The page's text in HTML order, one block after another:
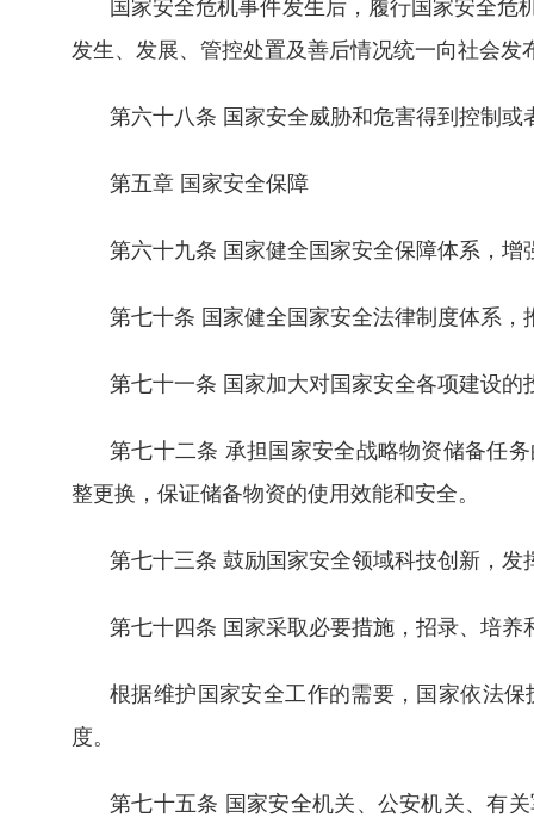
国家安全危机事件发生后，履行国家安全
发生、发展、管控处置及善后情况统一向社会发
第六十八条 国家安全威胁和危害得到控制
第五章 国家安全保障
第六十九条 国家健全国家安全保障体系，增
第七十条 国家健全国家安全法律制度体系，
第七十一条 国家加大对国家安全各项建设
第七十二条 承担国家安全战略物资储备任
整更换，保证储备物资的使用效能和安全。
第七十三条 鼓励国家安全领域科技创新，
第七十四条 国家采取必要措施，招录、培
根据维护国家安全工作的需要，国家依法
度。
第七十五条 国家安全机关、公安机关、有